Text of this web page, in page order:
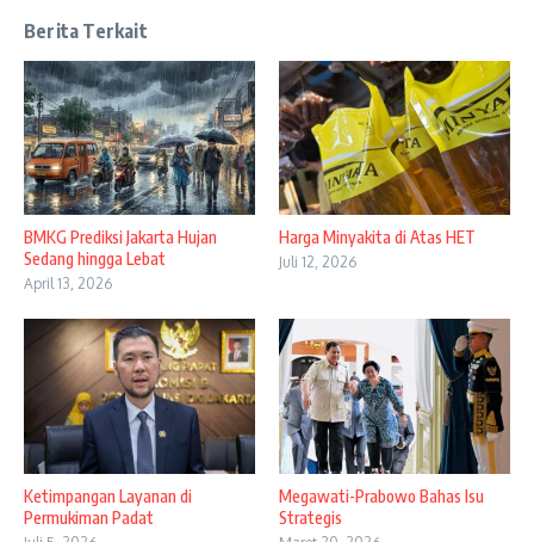
Berita Terkait
BMKG Prediksi Jakarta Hujan
Sedang hingga Lebat
April 13, 2026
Harga Minyakita di Atas HET
Juli 12, 2026
Ketimpangan Layanan di
Permukiman Padat
Megawati-Prabowo Bahas Isu
Strategis